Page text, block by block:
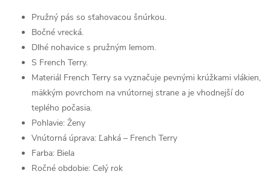
Pružný pás so sťahovacou šnúrkou.
Bočné vrecká.
Dlhé nohavice s pružným lemom.
S French Terry.
Materiál French Terry sa vyznačuje pevnými krúžkami vlákien,
mäkkým povrchom na vnútornej strane a je vhodnejší do
teplého počasia.
Pohlavie: Ženy
Vnútorná úprava: Ľahká – French Terry
Farba: Biela
Ročné obdobie: Celý rok